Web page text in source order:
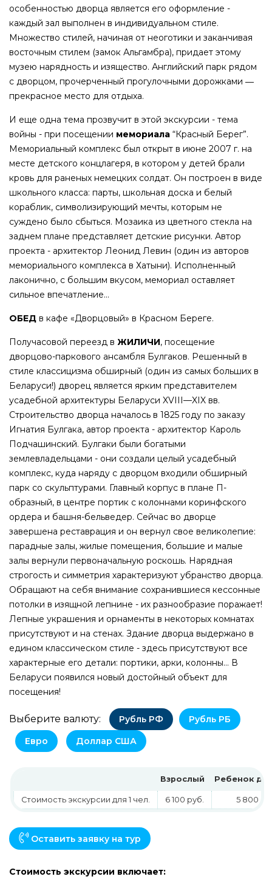
особенностью дворца является его оформление -
каждый зал выполнен в индивидуальном стиле.
Множество стилей, начиная от неоготики и заканчивая
восточным стилем (замок Альгамбра), придает этому
музею нарядность и изящество. Английский парк рядом
с дворцом, прочерченный прогулочными дорожками ―
прекрасное место для отдыха.
И еще одна тема прозвучит в этой экскурсии - тема
войны - при посещении мемориала “Красный Берег”.
Мемориальный комплекс был открыт в июне 2007 г. на
месте детского концлагеря, в котором у детей брали
кровь для раненых немецких солдат. Он построен в виде
школьного класса: парты, школьная доска и белый
кораблик, символизирующий мечты, которым не
суждено было сбыться. Мозаика из цветного стекла на
заднем плане представляет детские рисунки. Автор
проекта - архитектор Леонид Левин (один из авторов
мемориального комплекса в Хатыни). Исполненный
лаконично, с большим вкусом, мемориал оставляет
сильное впечатление…
ОБЕД в кафе «Дворцовый» в Красном Береге.
Получасовой переезд в ЖИЛИЧИ, посещение
дворцово-паркового ансамбля Булгаков. Решенный в
стиле классицизма обширный (один из самых больших в
Беларуси!) дворец является ярким представителем
усадебной архитектуры Беларуси XVIII—XIX вв.
Строительство дворца началось в 1825 году по заказу
Игнатия Булгака, автор проекта - архитектор Кароль
Подчашинский. Булгаки были богатыми
землевладельцами - они создали целый усадебный
комплекс, куда наряду с дворцом входили обширный
парк со скульптурами. Главный корпус в плане П-
образный, в центре портик с колоннами коринфского
ордера и башня-бельведер. Сейчас во дворце
завершена реставрация и он вернул свое великолепие:
парадные залы, жилые помещения, большие и малые
залы вернули первоначальную роскошь. Нарядная
строгость и симметрия характеризуют убранство дворца.
Обращают на себя внимание сохранившиеся кессонные
потолки в изящной лепнине - их разнообразие поражает!
Лепные украшения и орнаменты в некоторых комнатах
присутствуют и на стенах. Здание дворца выдержано в
едином классическом стиле - здесь присутствуют все
характерные его детали: портики, арки, колонны… В
Беларуси появился новый достойный объект для
посещения!
Выберите валюту: Рубль РФ
Рубль РБ
Евро
Доллар США
Взрослый Ребенок до
Стоимость экскурсии для 1 чел. 6 100 руб. 5 800
Оставить заявку на тур
Стоимость экскурсии включает: